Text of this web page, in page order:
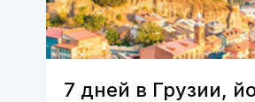
7 дней в Грузии,